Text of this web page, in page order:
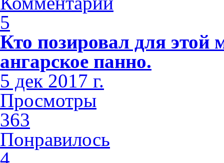
5
Кто позировал для этой
ангарское панно.
5 дек 2017 г.
Просмотры
363
Понравилось